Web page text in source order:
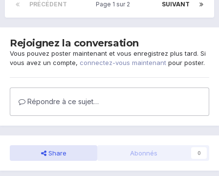
PRÉCÉDENT SUIVANT
Page 1 sur 2
Rejoignez la conversation
Vous pouvez poster maintenant et vous enregistrez plus tard. Si
vous avez un compte, connectez-vous maintenant pour poster.
Répondre à ce sujet…
Share Abonnés 0